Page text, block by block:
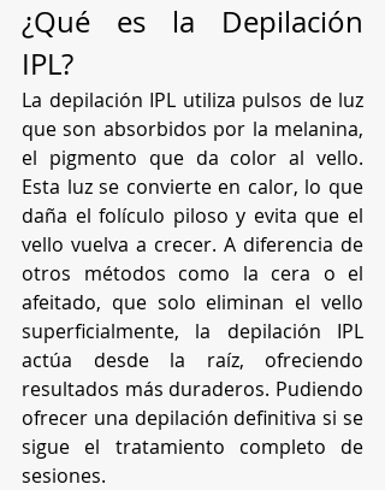
¿Qué es la Depilación
IPL?
La depilación IPL utiliza pulsos de luz
que son absorbidos por la melanina,
el pigmento que da color al vello.
Esta luz se convierte en calor, lo que
daña el folículo piloso y evita que el
vello vuelva a crecer. A diferencia de
otros métodos como la cera o el
afeitado, que solo eliminan el vello
superficialmente, la depilación IPL
actúa desde la raíz, ofreciendo
resultados más duraderos. Pudiendo
ofrecer una depilación definitiva si se
sigue el tratamiento completo de
sesiones.